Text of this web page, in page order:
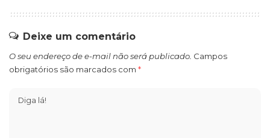
Deixe um comentário
O seu endereço de e-mail não será publicado. Campos
obrigatórios são marcados com *